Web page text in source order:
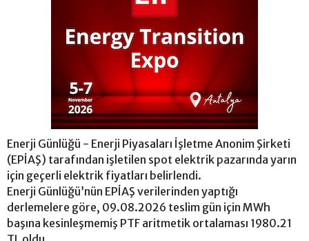
Enerji Günlüğü - Enerji Piyasaları İşletme Anonim Şirketi
(EPİAŞ) tarafından işletilen spot elektrik pazarında yarın
için geçerli elektrik fiyatları belirlendi.
Enerji Günlüğü’nün EPİAŞ verilerinden yaptığı
derlemelere göre, 09.08.2026 teslim gün için MWh
başına kesinleşmemiş PTF aritmetik ortalaması 1980.21